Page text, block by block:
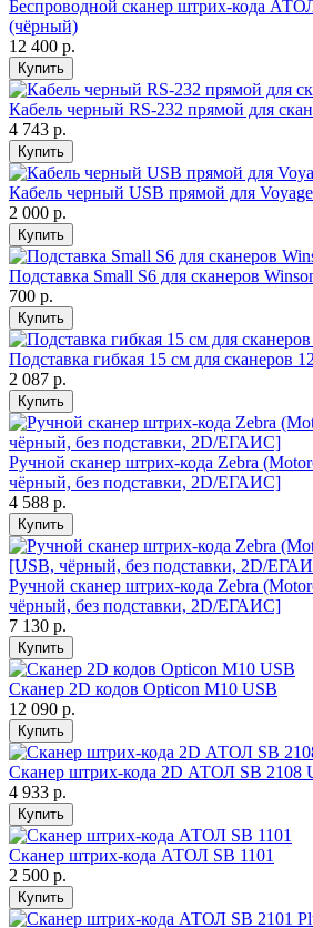
Беспроводной сканер штрих-кода
(чёрный)
12 400 р.
Купить
Кабель черный RS-232 прямой для
4 743 р.
Купить
Кабель черный USB прямой для
2 000 р.
Купить
Подставка Small S6 для сканеров
700 р.
Купить
Подставка гибкая 15 см для сканеров
2 087 р.
Купить
Ручной сканер штрих-кода Zebra
чёрный, без подставки, 2D/ЕГАИС]
4 588 р.
Купить
Ручной сканер штрих-кода Zebra
чёрный, без подставки, 2D/ЕГАИС]
7 130 р.
Купить
Сканер 2D кодов Opticon M10 USB
12 090 р.
Купить
Сканер штрих-кода 2D АТОЛ SB 2108
4 933 р.
Купить
Сканер штрих-кода АТОЛ SB 1101
2 500 р.
Купить